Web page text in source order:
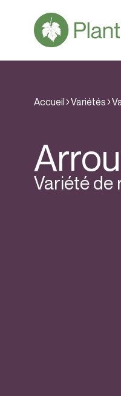
Accueil Variétés
Variété de